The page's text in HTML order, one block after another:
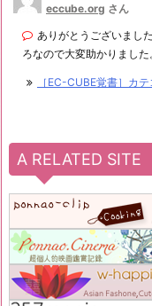
eccube.org さん
ありがとうございまし
ろなので大変助かりました
［EC-CUBE覚書］カ
A RELATED SITE